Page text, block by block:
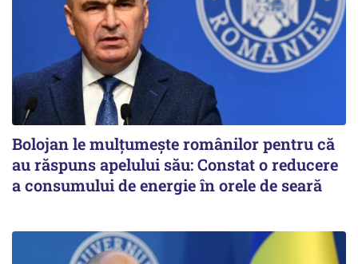
Bolojan le mulțumește românilor pentru că
au răspuns apelului său: Constat o reducere
a consumului de energie în orele de seară